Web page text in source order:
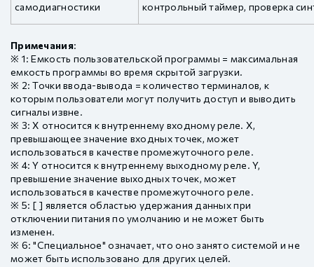
самодиагностики
контрольный таймер, проверка
Примечания:
※ 1: Емкость пользовательской программы = максимальная
емкость программы во время скрытой загрузки.
※ 2: Точки ввода-вывода = количество терминалов, к
которым пользователи могут получить доступ и выводить
сигналы извне.
※ 3: X относится к внутреннему входному реле. X,
превышающее значение входных точек, может
использоваться в качестве промежуточного реле.
※ 4: Y относится к внутреннему выходному реле. Y,
превышение значение выходных точек, может
использоваться в качестве промежуточного реле.
※ 5: [ ] является областью удержания данных при
отключении питания по умолчанию и не может быть
изменен.
※ 6: "Специальное" означает, что оно занято системой и не
может быть использовано для других целей.